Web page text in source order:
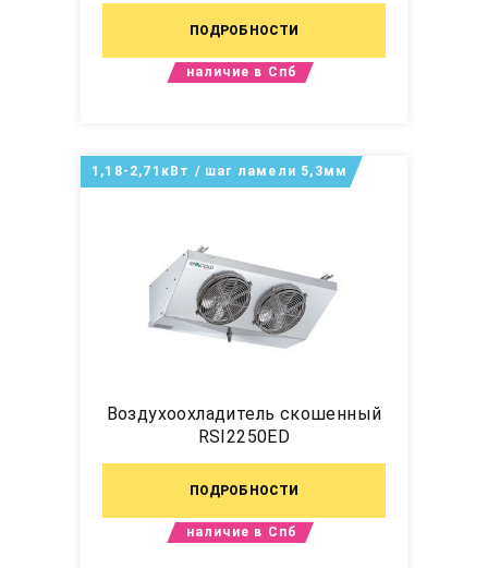
ПОДРОБНОСТИ
наличие в Спб
Воздухоохладитель скошенный
RSI2250ED
ПОДРОБНОСТИ
1,18-2,71кВт / шаг ламели 5,3мм
наличие в Спб